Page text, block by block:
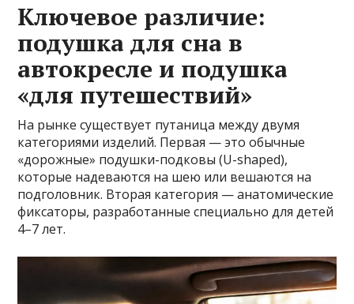
Ключевое различие:
подушка для сна в
автокресле и подушка
«для путешествий»
На рынке существует путаница между двумя
категориями изделий. Первая — это обычные
«дорожные» подушки-подковы (U-shaped),
которые надеваются на шею или вешаются на
подголовник. Вторая категория — анатомические
фиксаторы, разработанные специально для детей
4–7 лет.